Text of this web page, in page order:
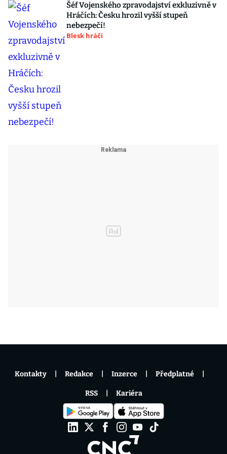
Šéf Vojenského zpravodajství exkluzivně v
Hráčích: Česku hrozil vyšší stupeň
nebezpečí!
Blesk hráči
Kontakty Redakce Inzerce Předplatné
RSS Kariéra